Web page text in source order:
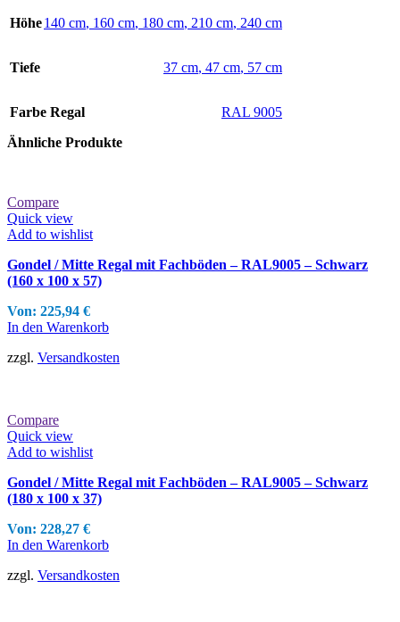
Höhe140 cm, 160 cm, 180 cm, 210 cm, 240 cm
Tiefe 37 cm, 47 cm, 57 cm
Farbe Regal
RAL 9005
Ähnliche Produkte
Compare
Quick view
Add to wishlist
Gondel / Mitte Regal mit Fachböden – RAL9005 – Schwarz
(160 x 100 x 57)
Von: 225,94 €
In den Warenkorb
zzgl. Versandkosten
Compare
Quick view
Add to wishlist
Gondel / Mitte Regal mit Fachböden – RAL9005 – Schwarz
(180 x 100 x 37)
Von: 228,27 €
In den Warenkorb
zzgl. Versandkosten